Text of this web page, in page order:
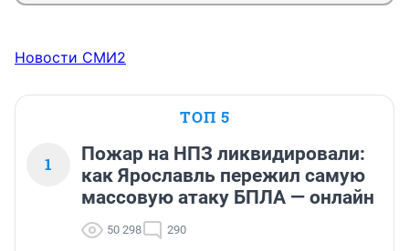
Новости СМИ2
ТОП 5
1
Пожар на НПЗ ликвидировали:
как Ярославль пережил самую
массовую атаку БПЛА — онлайн
50 298 290